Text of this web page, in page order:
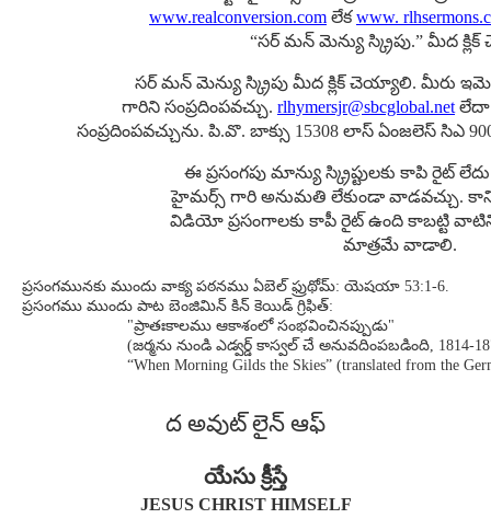
www.realconversion.com లేకwww.
“సర్ మన్ మెన్యు స్క్రిపు.” మీద
సర్ మన్ మెన్యు స్క్రిపు మీద క్లిక్ చెయ్యాలి. మీరు
గారిని సంప్రదింపవచ్చు. rlhymersjr@sbcglobal.net లేదా
సంప్రదింపవచ్చును. పి.వొ. బాక్సు 15308 లాస్ ఏంజలెస్ సిఎ
ఈ ప్రసంగపు మాన్యు స్క్రిప్టులకు కాపి రైట్
హైమర్స్ గారి అనుమతి లేకుండా వాడవచ్చు.
విడియో ప్రసంగాలకు కాపీ రైట్ ఉంది కాబట్టి
మాత్రమే వాడాలి.
ప్రసంగమునకు ముందు వాక్య పఠనము ఏబెల్ ఫ్రుథోమ్: యెషయా 53:1-6.
ప్రసంగము ముందు పాట బెంజిమిన్ కిన్ కెయిడ్ గ్రిఫిత్:
"ప్రాతఃకాలము ఆకాశంలో సంభవించినప్పుడు"
(జర్మను నుండి ఎడ్వర్డ్ కాస్వల్ చే అనువదింపబడింది, 1814-
“When Morning Gilds the Skies” (translated from the
ద అవుట్ లైన్ ఆఫ్
యేసు క్రీస్తే
JESUS CHRIST HIMSELF